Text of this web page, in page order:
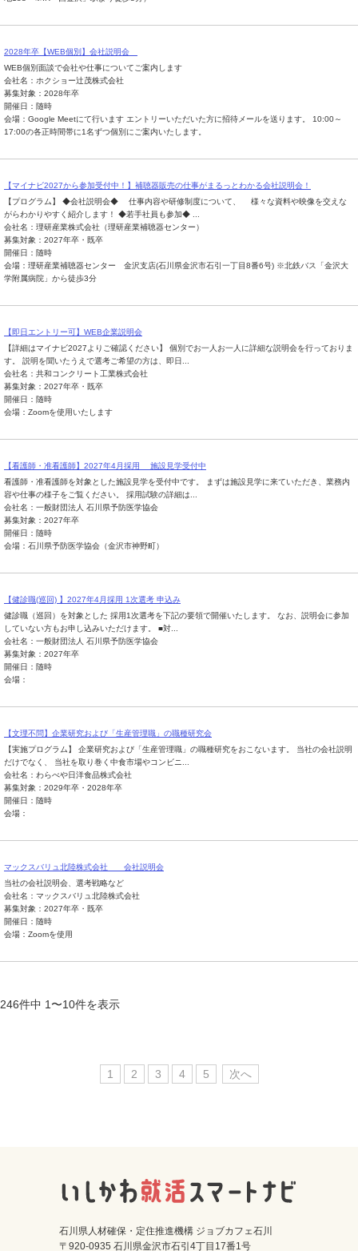
2028年卒【WEB個別】会社説明会
WEB個別面談で会社や仕事についてご案内します
会社名：ホクショー辻茂株式会社
募集対象：2028年卒
開催日：随時
会場：Google Meetにて行います エントリーいただいた方に招待メールを送ります。 10:00～
17:00の各正時間帯に1名ずつ個別にご案内いたします。
【マイナビ2027から参加受付中！】補聴器販売の仕事がまるっとわかる会社説明会！
【プログラム】 ◆会社説明会◆ 仕事内容や研修制度について、 様々な資料や映像を交えな
がらわかりやすく紹介します！ ◆若手社員も参加◆ ...
会社名：理研産業株式会社（理研産業補聴器センター）
募集対象：2027年卒・既卒
開催日：随時
会場：理研産業補聴器センター 金沢支店(石川県金沢市石引一丁目8番6号) ※北鉄バス「金沢大
学附属病院」から徒歩3分
【即日エントリー可】WEB企業説明会
【詳細はマイナビ2027よりご確認ください】 個別でお一人お一人に詳細な説明会を行っておりま
す。 説明を聞いたうえで選考ご希望の方は、即日...
会社名：共和コンクリート工業株式会社
募集対象：2027年卒・既卒
開催日：随時
会場：Zoomを使用いたします
【看護師・准看護師】2027年4月採用 施設見学受付中
看護師・准看護師を対象とした施設見学を受付中です。 まずは施設見学に来ていただき、業務内
容や仕事の様子をご覧ください。 採用試験の詳細は...
会社名：一般財団法人 石川県予防医学協会
募集対象：2027年卒
開催日：随時
会場：石川県予防医学協会（金沢市神野町）
【健診職(巡回) 】2027年4月採用 1次選考 申込み
健診職（巡回）を対象とした 採用1次選考を下記の要領で開催いたします。 なお、説明会に参加
していない方もお申し込みいただけます。 ■対...
会社名：一般財団法人 石川県予防医学協会
募集対象：2027年卒
開催日：随時
会場：
【文理不問】企業研究および「生産管理職」の職種研究会
【実施プログラム】 企業研究および「生産管理職」の職種研究をおこないます。 当社の会社説明
だけでなく、 当社を取り巻く中食市場やコンビニ...
会社名：わらべや日洋食品株式会社
募集対象：2029年卒・2028年卒
開催日：随時
会場：
マックスバリュ北陸株式会社 会社説明会
当社の会社説明会、選考戦略など
会社名：マックスバリュ北陸株式会社
募集対象：2027年卒・既卒
開催日：随時
会場：Zoomを使用
246件中 1〜10件を表示
1 2 3 4 5 次へ
石川県人材確保・定住推進機構 ジョブカフェ石川
〒920-0935 石川県金沢市石引4丁目17番1号